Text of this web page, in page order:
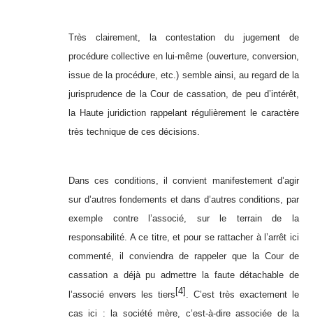
Très clairement, la contestation du jugement de
procédure collective en lui-même (ouverture, conversion,
issue de la procédure, etc.) semble ainsi, au regard de la
jurisprudence de la Cour de cassation, de peu d’intérêt,
la Haute juridiction rappelant régulièrement le caractère
très technique de ces décisions.
Dans ces conditions, il convient manifestement d’agir
sur d’autres fondements et dans d’autres conditions, par
exemple contre l’associé, sur le terrain de la
responsabilité. A ce titre, et pour se rattacher à l’arrêt ici
commenté, il conviendra de rappeler que la Cour de
cassation a déjà pu admettre la faute détachable de
l’associé envers les tiers [4] . C’est très exactement le
cas ici : la société mère, c’est-à-dire associée de la